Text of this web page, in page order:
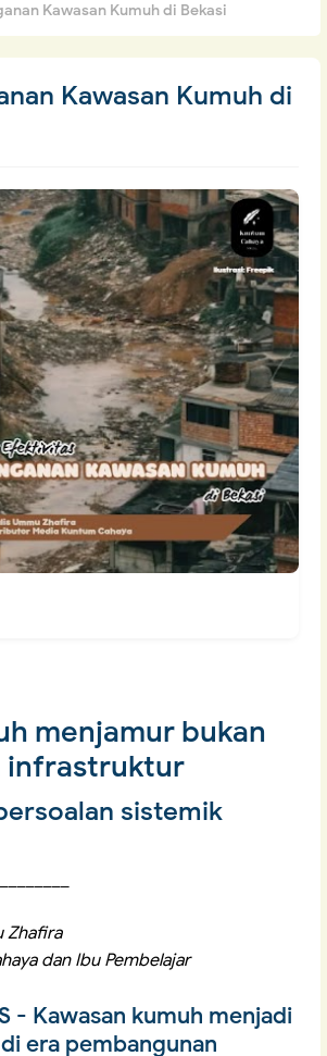
Kawasan Kumuh di Bekasi
Kawasan Kumuh di
menjamur bukan
infrastruktur
sistemik
Zhafira
dan Ibu Pembelajar
- Kawasan kumuh menjadi
era pembangunan